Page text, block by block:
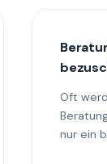
Oft
nur ein